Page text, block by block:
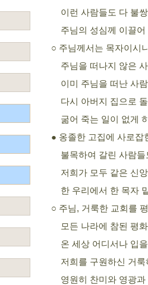
이런 사람들도 다 불
주님의 성심께 이끌어
○ 주님께서는 목자이시
주님을 떠나지 않은
이미 주님을 떠난 사
다시 아버지 집으로
굶어 죽는 일이 없게
● 옹졸한 고집에 사로잡
불목하여 갈린 사람들
저희가 모두 같은 신
한 우리에서 한 목자
○ 주님, 거룩한 교회를
모든 나라에 참된 평
온 세상 어디서나 입
저희를 구원하신 거룩
영원히 찬미와 영광과